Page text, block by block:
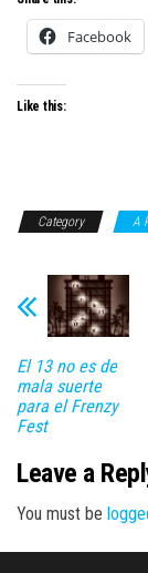
Facebook
Like this:
Category A
El 13 no es de
mala suerte
para el Frenzy
Fest
Leave a
You must be